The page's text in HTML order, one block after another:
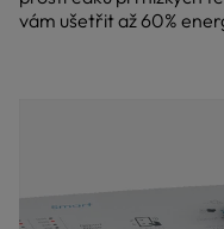
vám ušetřit až 60%